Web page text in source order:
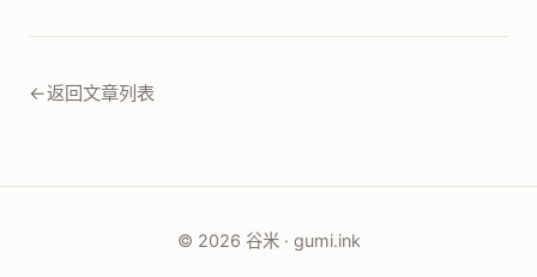
←返回文章列表
© 2026 谷米 · gumi.ink